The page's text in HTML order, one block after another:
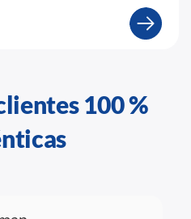
_
100 %